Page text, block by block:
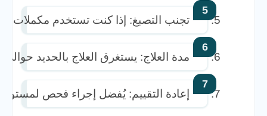
تجنب التصبغ: إذا كنت تستخدم مكملات
مدة العلاج: يستغرق العلاج بالحديد حوالي 3 أشهر لاستعادة مستويات الهيموجلوبين الطبيعية، وقد يتطلب وقتًا أطول لاستعادة مستويات الفيريتين.
إعادة التقييم: يُفضل إجراء فحص لمستويات الهيموجلوبين